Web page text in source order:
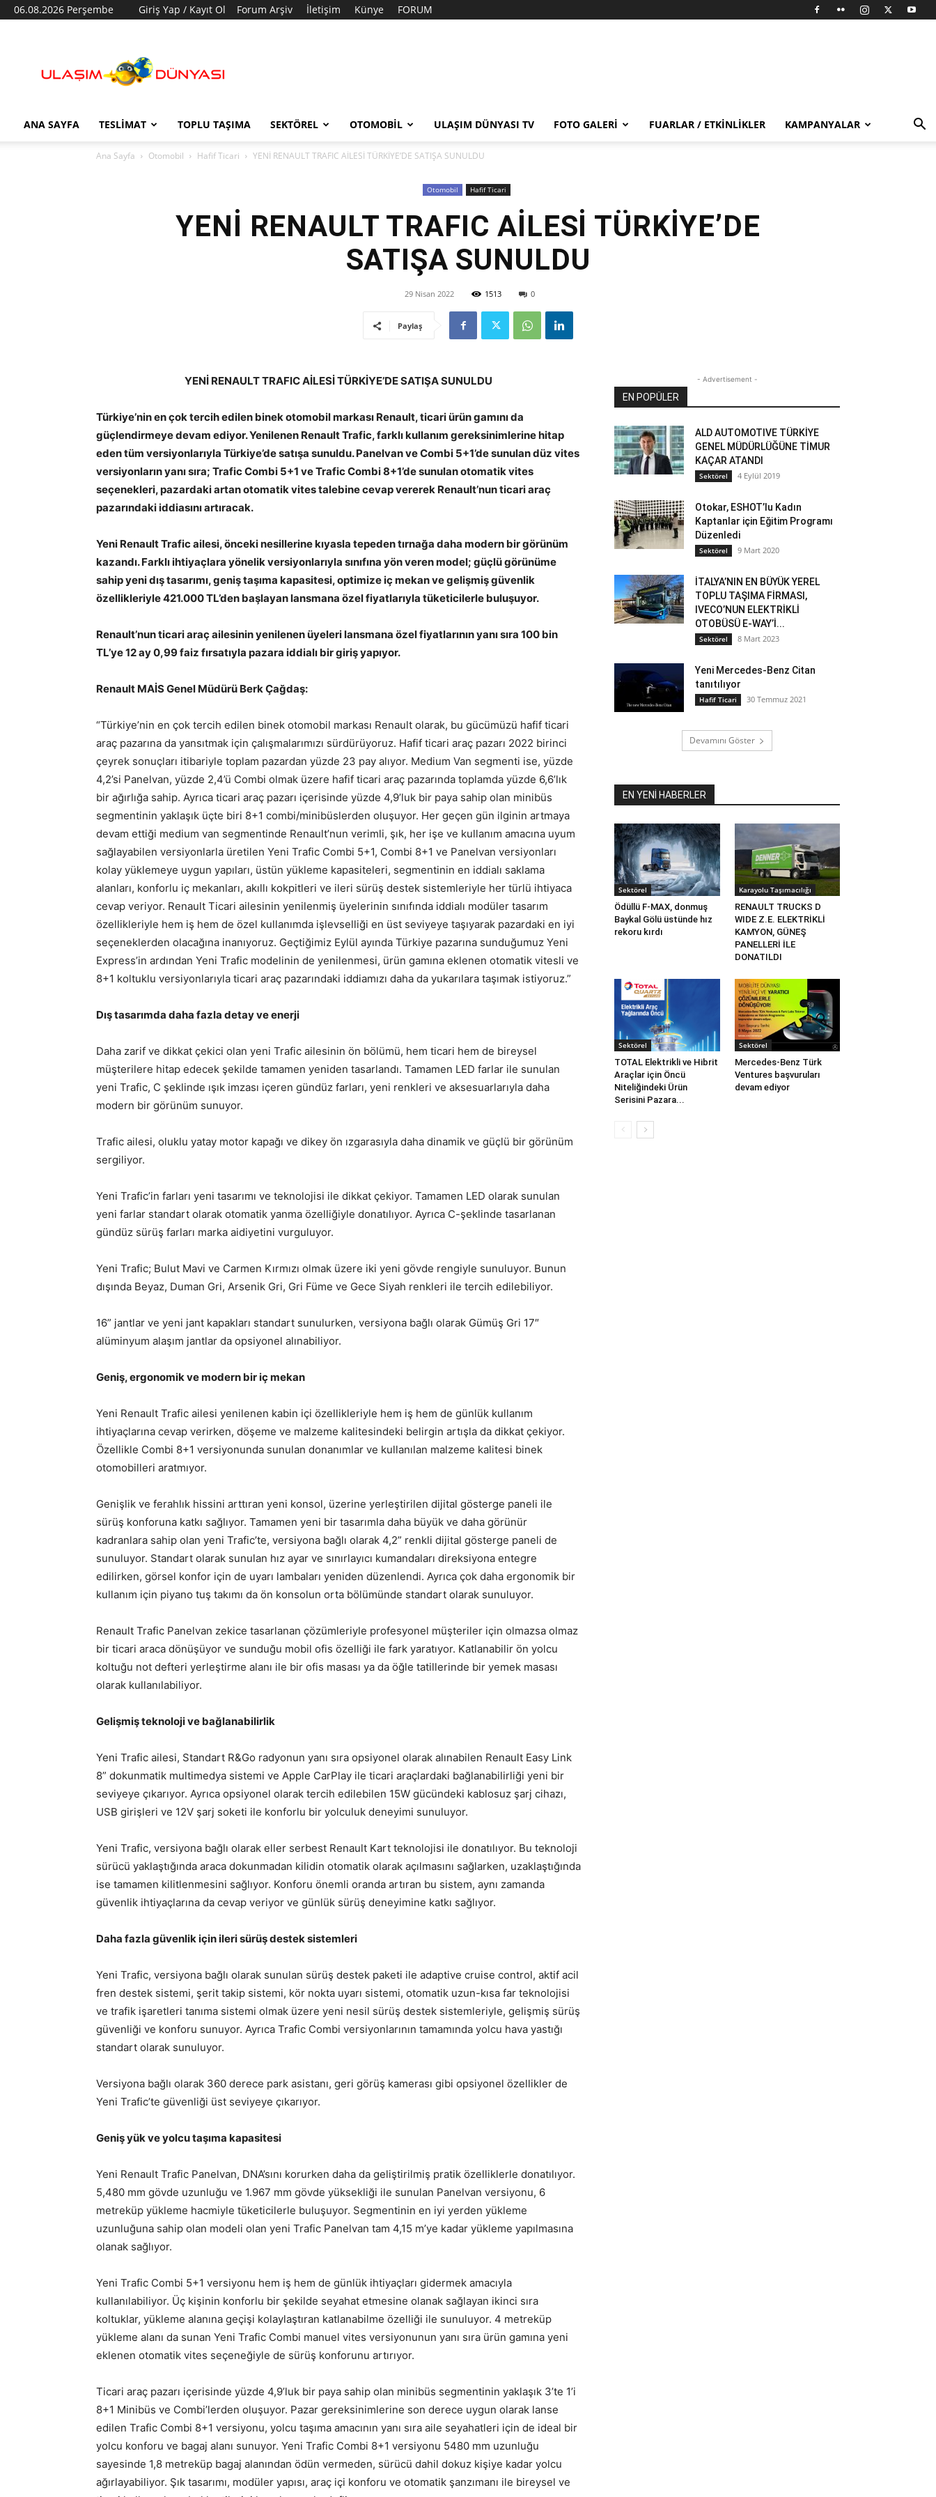
06.08.2026 Perşembe Giriş Yap / Kayıt Ol Forum Arşiv İletişim Künye FORUM
Dünyası
ANA SAYFA TESLIMAT TOPLU TAŞIMA SEKTÖREL OTOMOBIL ULAŞIM DÜNYASI TV FOTO GALERI FUARLAR / ETKINLIKLER KAMPANYALAR
Ana Sayfa Otomobil Hafif Ticari YENİ RENAULT TRAFIC AİLESİ TÜRKİYE’DE SATIŞA SUNULDU
Otomobil Hafif Ticari
YENİ RENAULT TRAFIC AİLESİ TÜRKİYE’DE
SATIŞA SUNULDU
29 Nisan 2022 1513 0
Paylaş
YENİ RENAULT TRAFIC AİLESİ TÜRKİYE’DE SATIŞA SUNULDU
Türkiye’nin en çok tercih edilen binek otomobil markası Renault, ticari ürün gamını da
güçlendirmeye devam ediyor. Yenilenen Renault Trafic, farklı kullanım gereksinimlerine hitap
eden tüm versiyonlarıyla Türkiye’de satışa sunuldu. Panelvan ve Combi 5+1’de sunulan düz vites
versiyonların yanı sıra; Trafic Combi 5+1 ve Trafic Combi 8+1’de sunulan otomatik vites
seçenekleri, pazardaki artan otomatik vites talebine cevap vererek Renault’nun ticari araç
pazarındaki iddiasını artıracak.
Yeni Renault Trafic ailesi, önceki nesillerine kıyasla tepeden tırnağa daha modern bir görünüm
kazandı. Farklı ihtiyaçlara yönelik versiyonlarıyla sınıfına yön veren model; güçlü görünüme
sahip yeni dış tasarımı, geniş taşıma kapasitesi, optimize iç mekan ve gelişmiş güvenlik
özellikleriyle 421.000 TL’den başlayan lansmana özel fiyatlarıyla tüketicilerle buluşuyor.
Renault’nun ticari araç ailesinin yenilenen üyeleri lansmana özel fiyatlarının yanı sıra 100 bin
TL’ye 12 ay 0,99 faiz fırsatıyla pazara iddialı bir giriş yapıyor.
Renault MAİS Genel Müdürü Berk Çağdaş:
“Türkiye’nin en çok tercih edilen binek otomobil markası Renault olarak, bu gücümüzü hafif ticari
araç pazarına da yansıtmak için çalışmalarımızı sürdürüyoruz. Hafif ticari araç pazarı 2022 birinci
çeyrek sonuçları itibariyle toplam pazardan yüzde 23 pay alıyor. Medium Van segmenti ise, yüzde
4,2’si Panelvan, yüzde 2,4’ü Combi olmak üzere hafif ticari araç pazarında toplamda yüzde 6,6’lık
bir ağırlığa sahip. Ayrıca ticari araç pazarı içerisinde yüzde 4,9’luk bir paya sahip olan minibüs
segmentinin yaklaşık üçte biri 8+1 combi/minibüslerden oluşuyor. Her geçen gün ilginin artmaya
devam ettiği medium van segmentinde Renault’nun verimli, şık, her işe ve kullanım amacına uyum
sağlayabilen versiyonlarla üretilen Yeni Trafic Combi 5+1, Combi 8+1 ve Panelvan versiyonları
kolay yüklemeye uygun yapıları, üstün yükleme kapasiteleri, segmentinin en iddialı saklama
alanları, konforlu iç mekanları, akıllı kokpitleri ve ileri sürüş destek sistemleriyle her türlü ihtiyaca
cevap veriyor. Renault Ticari ailesinin yenilenmiş üyelerinin sınıfında iddialı modüler tasarım
özellikleriyle hem iş hem de özel kullanımda işlevselliği en üst seviyeye taşıyarak pazardaki en iyi
seçeneklerden olacağına inanıyoruz. Geçtiğimiz Eylül ayında Türkiye pazarına sunduğumuz Yeni
Express’in ardından Yeni Trafic modelinin de yenilenmesi, ürün gamına eklenen otomatik vitesli ve
8+1 koltuklu versiyonlarıyla ticari araç pazarındaki iddiamızı daha da yukarılara taşımak istiyoruz.”
Dış tasarımda daha fazla detay ve enerji
Daha zarif ve dikkat çekici olan yeni Trafic ailesinin ön bölümü, hem ticari hem de bireysel
müşterilere hitap edecek şekilde tamamen yeniden tasarlandı. Tamamen LED farlar ile sunulan
yeni Trafic, C şeklinde ışık imzası içeren gündüz farları, yeni renkleri ve aksesuarlarıyla daha
modern bir görünüm sunuyor.
Trafic ailesi, oluklu yatay motor kapağı ve dikey ön ızgarasıyla daha dinamik ve güçlü bir görünüm
sergiliyor.
Yeni Trafic’in farları yeni tasarımı ve teknolojisi ile dikkat çekiyor. Tamamen LED olarak sunulan
yeni farlar standart olarak otomatik yanma özelliğiyle donatılıyor. Ayrıca C-şeklinde tasarlanan
gündüz sürüş farları marka aidiyetini vurguluyor.
Yeni Trafic; Bulut Mavi ve Carmen Kırmızı olmak üzere iki yeni gövde rengiyle sunuluyor. Bunun
dışında Beyaz, Duman Gri, Arsenik Gri, Gri Füme ve Gece Siyah renkleri ile tercih edilebiliyor.
16” jantlar ve yeni jant kapakları standart sunulurken, versiyona bağlı olarak Gümüş Gri 17″
alüminyum alaşım jantlar da opsiyonel alınabiliyor.
Geniş, ergonomik ve modern bir iç mekan
Yeni Renault Trafic ailesi yenilenen kabin içi özellikleriyle hem iş hem de günlük kullanım
ihtiyaçlarına cevap verirken, döşeme ve malzeme kalitesindeki belirgin artışla da dikkat çekiyor.
Özellikle Combi 8+1 versiyonunda sunulan donanımlar ve kullanılan malzeme kalitesi binek
otomobilleri aratmıyor.
Genişlik ve ferahlık hissini arttıran yeni konsol, üzerine yerleştirilen dijital gösterge paneli ile
sürüş konforuna katkı sağlıyor. Tamamen yeni bir tasarımla daha büyük ve daha görünür
kadranlara sahip olan yeni Trafic’te, versiyona bağlı olarak 4,2” renkli dijital gösterge paneli de
sunuluyor. Standart olarak sunulan hız ayar ve sınırlayıcı kumandaları direksiyona entegre
edilirken, görsel konfor için de uyarı lambaları yeniden düzenlendi. Ayrıca çok daha ergonomik bir
kullanım için piyano tuş takımı da ön konsolun orta bölümünde standart olarak sunuluyor.
Renault Trafic Panelvan zekice tasarlanan çözümleriyle profesyonel müşteriler için olmazsa olmaz
bir ticari araca dönüşüyor ve sunduğu mobil ofis özelliği ile fark yaratıyor. Katlanabilir ön yolcu
koltuğu not defteri yerleştirme alanı ile bir ofis masası ya da öğle tatillerinde bir yemek masası
olarak kullanılabiliyor.
Gelişmiş teknoloji ve bağlanabilirlik
Yeni Trafic ailesi, Standart R&Go radyonun yanı sıra opsiyonel olarak alınabilen Renault Easy Link
8” dokunmatik multimedya sistemi ve Apple CarPlay ile ticari araçlardaki bağlanabilirliği yeni bir
seviyeye çıkarıyor. Ayrıca opsiyonel olarak tercih edilebilen 15W gücündeki kablosuz şarj cihazı,
USB girişleri ve 12V şarj soketi ile konforlu bir yolculuk deneyimi sunuluyor.
Yeni Trafic, versiyona bağlı olarak eller serbest Renault Kart teknolojisi ile donatılıyor. Bu teknoloji
sürücü yaklaştığında araca dokunmadan kilidin otomatik olarak açılmasını sağlarken, uzaklaştığında
ise tamamen kilitlenmesini sağlıyor. Konforu önemli oranda artıran bu sistem, aynı zamanda
güvenlik ihtiyaçlarına da cevap veriyor ve günlük sürüş deneyimine katkı sağlıyor.
Daha fazla güvenlik için ileri sürüş destek sistemleri
Yeni Trafic, versiyona bağlı olarak sunulan sürüş destek paketi ile adaptive cruise control, aktif acil
fren destek sistemi, şerit takip sistemi, kör nokta uyarı sistemi, otomatik uzun-kısa far teknolojisi
ve trafik işaretleri tanıma sistemi olmak üzere yeni nesil sürüş destek sistemleriyle, gelişmiş sürüş
güvenliği ve konforu sunuyor. Ayrıca Trafic Combi versiyonlarının tamamında yolcu hava yastığı
standart olarak sunuluyor.
Versiyona bağlı olarak 360 derece park asistanı, geri görüş kamerası gibi opsiyonel özellikler de
Yeni Trafic’te güvenliği üst seviyeye çıkarıyor.
Geniş yük ve yolcu taşıma kapasitesi
Yeni Renault Trafic Panelvan, DNA’sını korurken daha da geliştirilmiş pratik özelliklerle donatılıyor.
5,480 mm gövde uzunluğu ve 1.967 mm gövde yüksekliği ile sunulan Panelvan versiyonu, 6
metreküp yükleme hacmiyle tüketicilerle buluşuyor. Segmentinin en iyi yerden yükleme
uzunluğuna sahip olan modeli olan yeni Trafic Panelvan tam 4,15 m’ye kadar yükleme yapılmasına
olanak sağlıyor.
Yeni Trafic Combi 5+1 versiyonu hem iş hem de günlük ihtiyaçları gidermek amacıyla
kullanılabiliyor. Üç kişinin konforlu bir şekilde seyahat etmesine olanak sağlayan ikinci sıra
koltuklar, yükleme alanına geçişi kolaylaştıran katlanabilme özelliği ile sunuluyor. 4 metreküp
yükleme alanı da sunan Yeni Trafic Combi manuel vites versiyonunun yanı sıra ürün gamına yeni
eklenen otomatik vites seçeneğiyle de sürüş konforunu artırıyor.
Ticari araç pazarı içerisinde yüzde 4,9’luk bir paya sahip olan minibüs segmentinin yaklaşık 3’te 1’i
8+1 Minibüs ve Combi’lerden oluşuyor. Pazar gereksinimlerine son derece uygun olarak lanse
edilen Trafic Combi 8+1 versiyonu, yolcu taşıma amacının yanı sıra aile seyahatleri için de ideal bir
yolcu konforu ve bagaj alanı sunuyor. Yeni Trafic Combi 8+1 versiyonu 5480 mm uzunluğu
sayesinde 1,8 metreküp bagaj alanından ödün vermeden, sürücü dahil dokuz kişiye kadar yolcu
ağırlayabiliyor. Şık tasarımı, modüler yapısı, araç içi konforu ve otomatik şanzımanı ile bireysel ve
- Advertisement -
EN POPÜLER
ALD AUTOMOTIVE TÜRKİYE
GENEL MÜDÜRLÜĞÜNE TİMUR
KAÇAR ATANDI
Sektörel 4 Eylül 2019
Otokar, ESHOT’lu Kadın
Kaptanlar için Eğitim Programı
Düzenledi
Sektörel 9 Mart 2020
İTALYA’NIN EN BÜYÜK YEREL
TOPLU TAŞIMA FİRMASI,
IVECO’NUN ELEKTRİKLİ
OTOBÜSÜ E-WAY’İ...
Sektörel 8 Mart 2023
Yeni Mercedes-Benz Citan
tanıtılıyor
Hafif Ticari 30 Temmuz 2021
Devamını Göster
EN YENİ HABERLER
Sektörel
Ödüllü F-MAX, donmuş
Baykal Gölü üstünde hız
rekoru kırdı
Karayolu Taşımacılığı
RENAULT TRUCKS D
WIDE Z.E. ELEKTRİKLİ
KAMYON, GÜNEŞ
PANELLERİ İLE
DONATILDI
Sektörel
TOTAL Elektrikli ve Hibrit
Araçlar için Öncü
Niteliğindeki Ürün
Serisini Pazara...
Sektörel
Mercedes-Benz Türk
Ventures başvuruları
devam ediyor